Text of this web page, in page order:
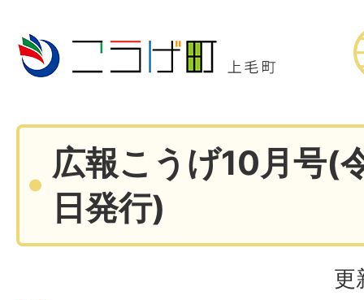
広報こうげ10月号(
日発行)
更